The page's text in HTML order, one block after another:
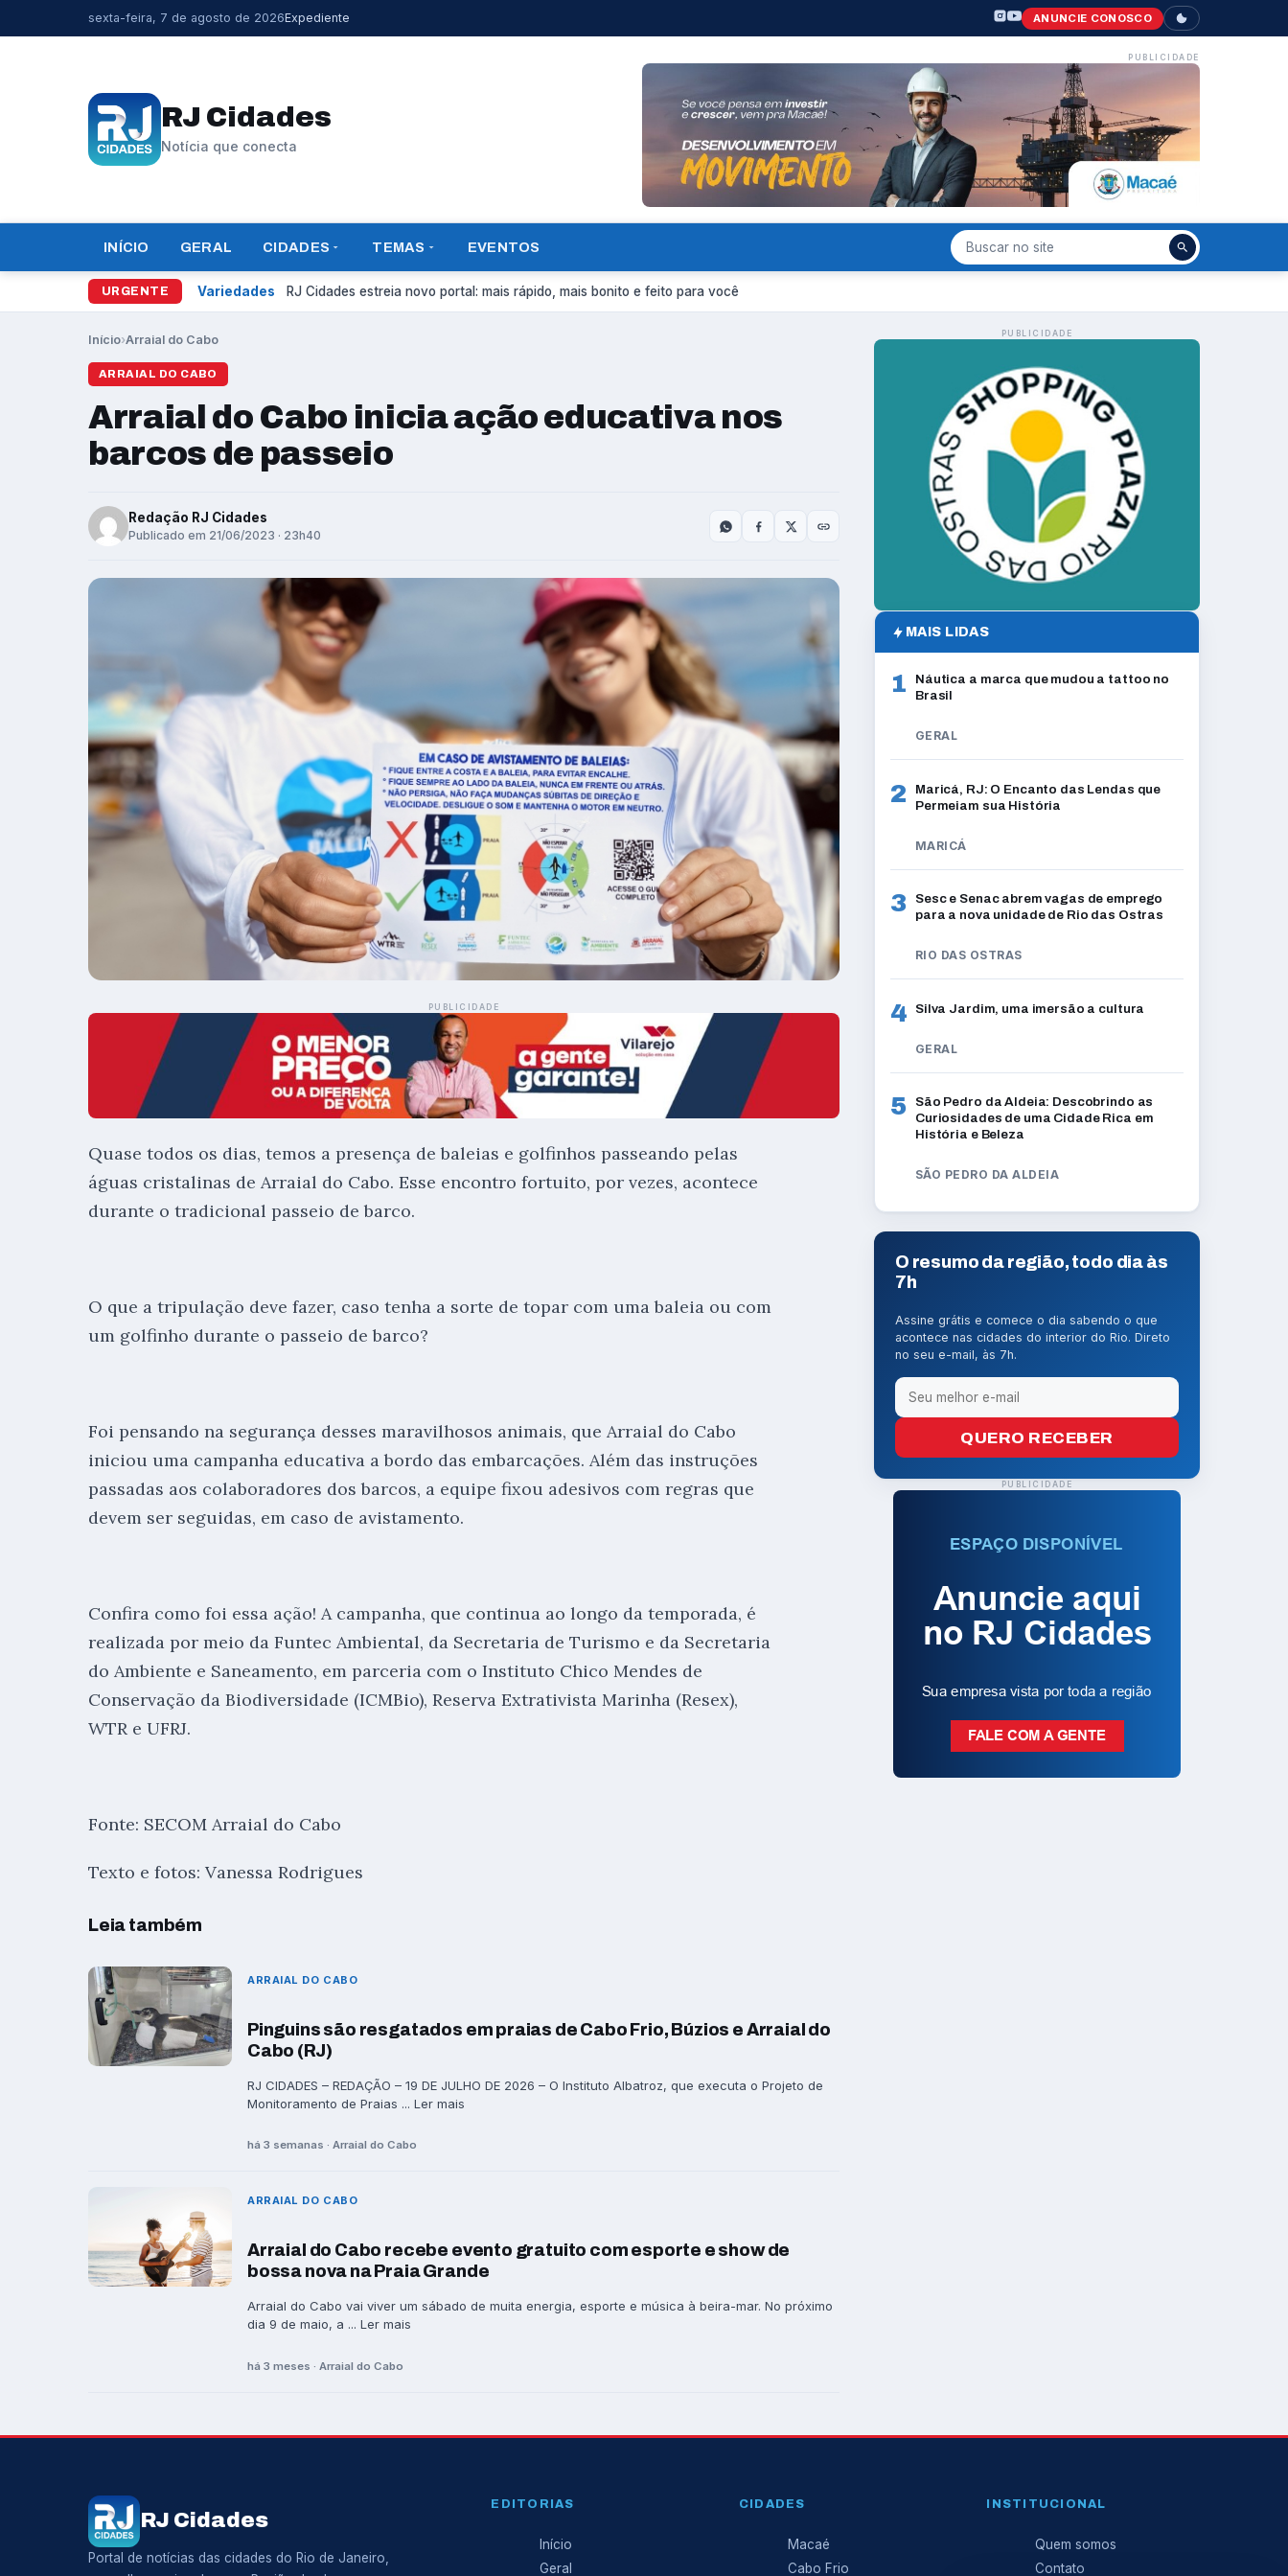
sexta-feira, 7 de agosto de 2026Expediente ANUNCIE CONOSCO
RJ Cidades
Notícia que conecta
PUBLICIDADE
INÍCIO GERAL CIDADES TEMAS EVENTOS
URGENTE Variedades RJ Cidades estreia novo portal: mais rápido, mais bonito e feito para você
Início›Arraial do Cabo
ARRAIAL DO CABO
Arraial do Cabo inicia ação educativa nos
barcos de passeio
Redação RJ Cidades
Publicado em 21/06/2023 · 23h40
PUBLICIDADE
Quase todos os dias, temos a presença de baleias e golfinhos passeando pelas
águas cristalinas de Arraial do Cabo. Esse encontro fortuito, por vezes, acontece
durante o tradicional passeio de barco.
O que a tripulação deve fazer, caso tenha a sorte de topar com uma baleia ou com
um golfinho durante o passeio de barco?
Foi pensando na segurança desses maravilhosos animais, que Arraial do Cabo
iniciou uma campanha educativa a bordo das embarcações. Além das instruções
passadas aos colaboradores dos barcos, a equipe fixou adesivos com regras que
devem ser seguidas, em caso de avistamento.
Confira como foi essa ação! A campanha, que continua ao longo da temporada, é
realizada por meio da Funtec Ambiental, da Secretaria de Turismo e da Secretaria
do Ambiente e Saneamento, em parceria com o Instituto Chico Mendes de
Conservação da Biodiversidade (ICMBio), Reserva Extrativista Marinha (Resex),
WTR e UFRJ.
Fonte: SECOM Arraial do Cabo
Texto e fotos: Vanessa Rodrigues
Leia também
ARRAIAL DO CABO
Pinguins são resgatados em praias de Cabo Frio, Búzios e Arraial do
Cabo (RJ)
RJ CIDADES – REDAÇÃO – 19 DE JULHO DE 2026 – O Instituto Albatroz, que executa o Projeto de
Monitoramento de Praias ... Ler mais
há 3 semanas · Arraial do Cabo
ARRAIAL DO CABO
Arraial do Cabo recebe evento gratuito com esporte e show de
bossa nova na Praia Grande
Arraial do Cabo vai viver um sábado de muita energia, esporte e música à beira-mar. No próximo
dia 9 de maio, a ... Ler mais
há 3 meses · Arraial do Cabo
PUBLICIDADE
MAIS LIDAS
1
Náutica a marca que mudou a tattoo no
Brasil
GERAL
2
Maricá, RJ: O Encanto das Lendas que
Permeiam sua História
MARICÁ
3
Sesc e Senac abrem vagas de emprego
para a nova unidade de Rio das Ostras
RIO DAS OSTRAS
4 Silva Jardim, uma imersão a cultura
GERAL
5
São Pedro da Aldeia: Descobrindo as
Curiosidades de uma Cidade Rica em
História e Beleza
SÃO PEDRO DA ALDEIA
O resumo da região, todo dia às
7h
Assine grátis e comece o dia sabendo o que
acontece nas cidades do interior do Rio. Direto
no seu e-mail, às 7h.
QUERO RECEBER
PUBLICIDADE
RJ Cidades
Portal de notícias das cidades do Rio de Janeiro,
EDITORIAS
Início
Geral
CIDADES
Macaé
Cabo Frio
INSTITUCIONAL
Quem somos
Contato